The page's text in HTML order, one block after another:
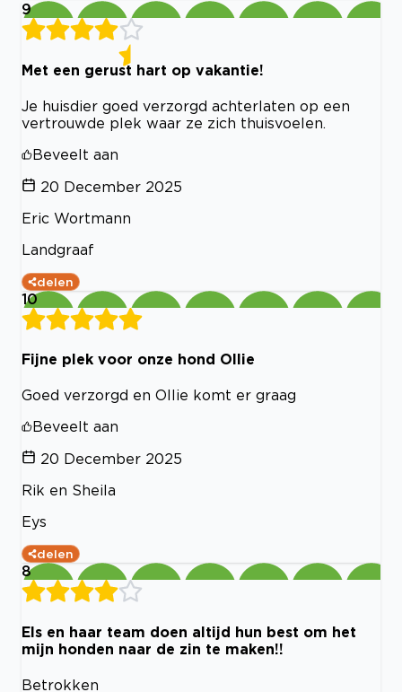
9
Met een gerust hart op vakantie!
Je huisdier goed verzorgd achterlaten op een
vertrouwde plek waar ze zich thuisvoelen.
Beveelt aan
20 December 2025
Eric Wortmann
Landgraaf
delen
10
Fijne plek voor onze hond Ollie
Goed verzorgd en Ollie komt er graag
Beveelt aan
20 December 2025
Rik en Sheila
Eys
delen
8
Els en haar team doen altijd hun best om het
mijn honden naar de zin te maken!!
Betrokken